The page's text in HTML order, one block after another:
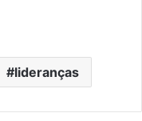
lideranças